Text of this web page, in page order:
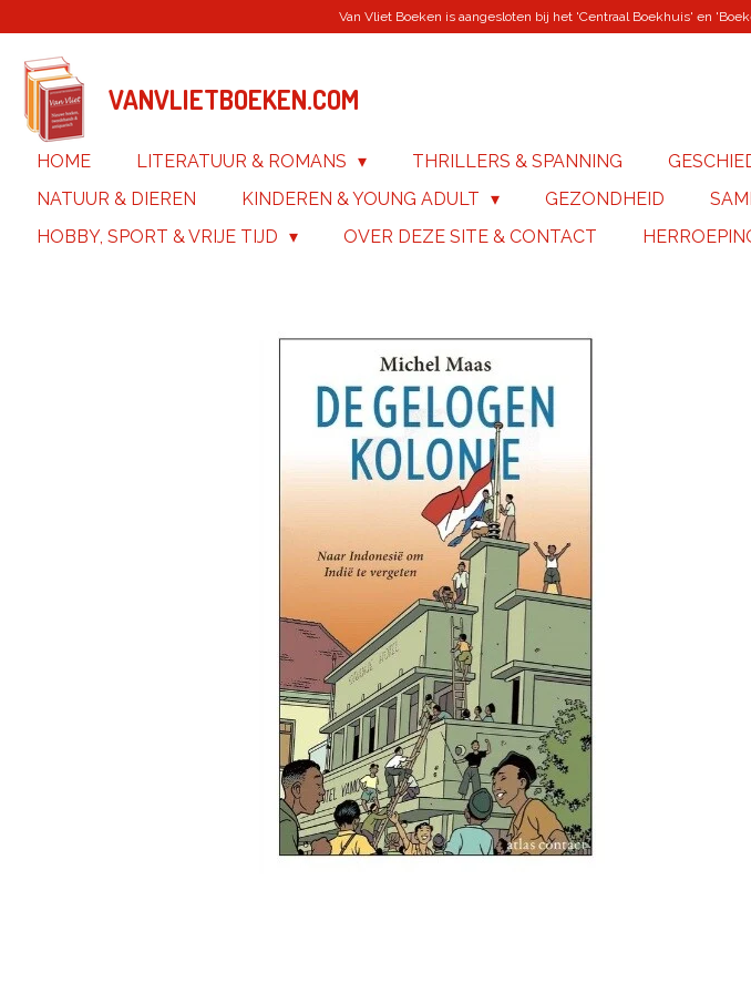
naar
hoofdinhoud
Van Vliet Boeken is aangesloten bij het 'Centraal Boekhuis' en
VANVLIETBOEKEN.COM
HOME LITERATUUR & ROMANS THRILLERS & SPANNING
NATUUR & DIEREN
KINDEREN & YOUNG ADULT GEZONDHEID
HOBBY, SPORT & VRIJE TIJD
OVER DEZE SITE & CONTACT